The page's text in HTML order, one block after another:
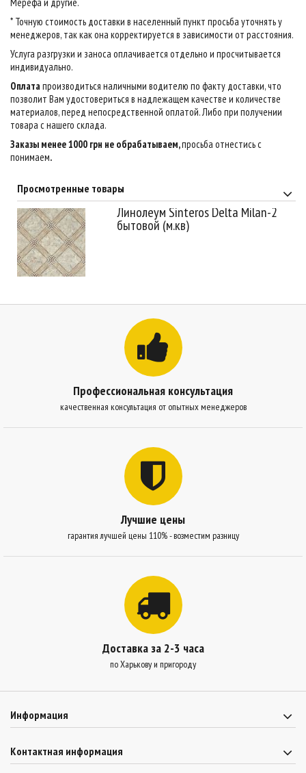
* Точную стоимость доставки в населенный пункт просьба уточнять у
менеджеров, так как она корректируется в зависимости от расстояния.
Услуга разгрузки и заноса оплачивается отдельно и просчитывается
индивидуально.
Оплатапроизводиться наличными водителю по факту доставки, что
позволит Вам удостовериться в надлежащем качестве и количестве
материалов, перед непосредственной оплатой. Либо при получении
товара с нашего склада.
Заказы менее 1000 грн не обрабатываем,просьба отнестись с
понимаем.
Просмотренные товары
Линолеум Sinteros Delta Milan-2
бытовой (м.кв)
Профессиональная консультация
качественная консультация от опытных менеджеров
Лучшие цены
гарантия лучшей цены 110% - возместим разницу
Доставка за 2-3 часа
по Харькову и пригороду
Информация
Контактная информация